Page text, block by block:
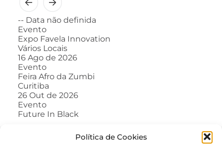
Política de Cookies
-- Data não definida
Evento
Expo Favela Innovation
Vários Locais
16 Ago de 2026
Evento
Feira Afro da Zumbi
Curitiba
26 Out de 2026
Evento
Future In Black